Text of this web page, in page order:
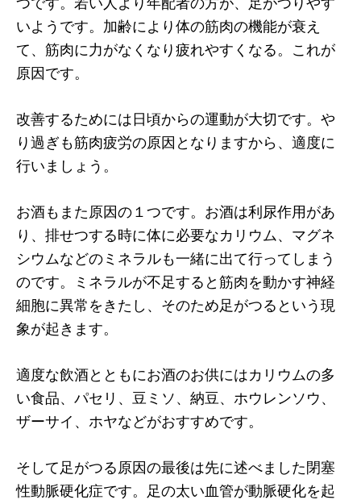
いようです。加齢により体の筋肉の機能が衰え
て、筋肉に力がなくなり疲れやすくなる。これが
原因です。
改善するためには日頃からの運動が大切です。や
り過ぎも筋肉疲労の原因となりますから、適度に
行いましょう。
お酒もまた原因の１つです。お酒は利尿作用があ
り、排せつする時に体に必要なカリウム、マグネ
シウムなどのミネラルも一緒に出て行ってしまう
のです。ミネラルが不足すると筋肉を動かす神経
細胞に異常をきたし、そのため足がつるという現
象が起きます。
適度な飲酒とともにお酒のお供にはカリウムの多
い食品、パセリ、豆ミソ、納豆、ホウレンソウ、
ザーサイ、ホヤなどがおすすめです。
そして足がつる原因の最後は先に述べました閉塞
性動脈硬化症です。足の太い血管が動脈硬化を起